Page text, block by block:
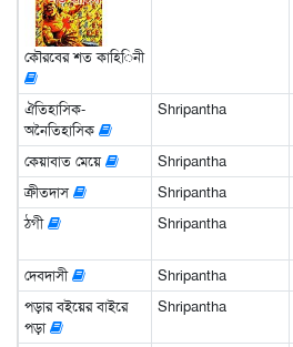
কৌরবের শত কাহিনী
ঐতিহাসিক-
অনৈতিহাসিক
Shripantha
কেয়াবাত মেয়ে Shripantha
ক্রীতদাস
Shripantha
ঠগী
Shripantha
দেবদাসী Shripantha
পড়ার বইয়ের বাইরে
পড়া
Shripantha